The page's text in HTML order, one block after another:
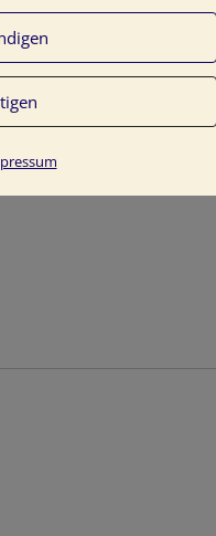
*markiert